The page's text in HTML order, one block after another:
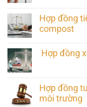
Hợp đồng
compost
Hợp đồng
Hợp đồng
môi trường